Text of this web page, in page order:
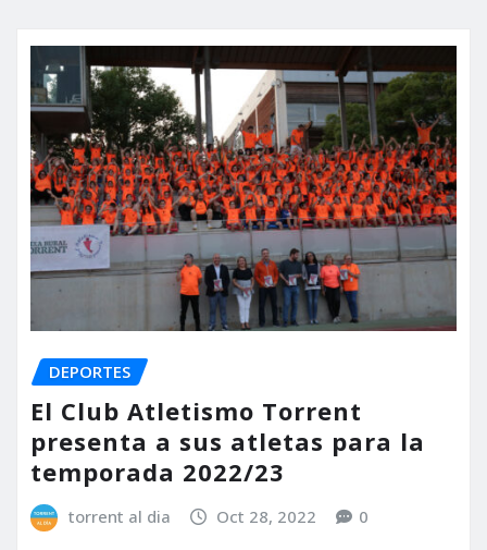
DEPORTES
El Club Atletismo Torrent
presenta a sus atletas para la
temporada 2022/23
torrent al dia Oct 28, 2022 0